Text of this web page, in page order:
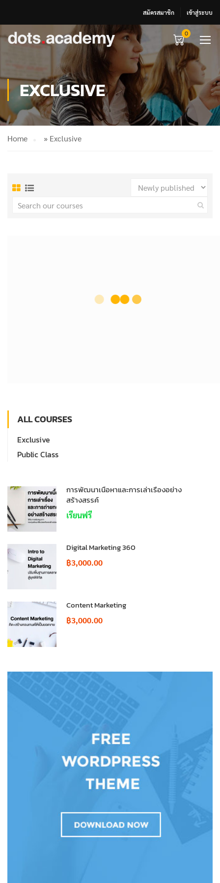
สมัครสมาชิก เข้าสู่ระบบ
0
EXCLUSIVE
Home » Exclusive
ALL COURSES
Exclusive
Public Class
การพัฒนาเนื้อหาและการเล่าเรื่องอย่าง
สร้างสรรค์
เรียนฟรี
Digital Marketing 360
฿3,000.00
Content Marketing
฿3,000.00